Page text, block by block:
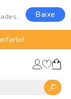
Baixe
Fazer
login
Lista
deCarrinho